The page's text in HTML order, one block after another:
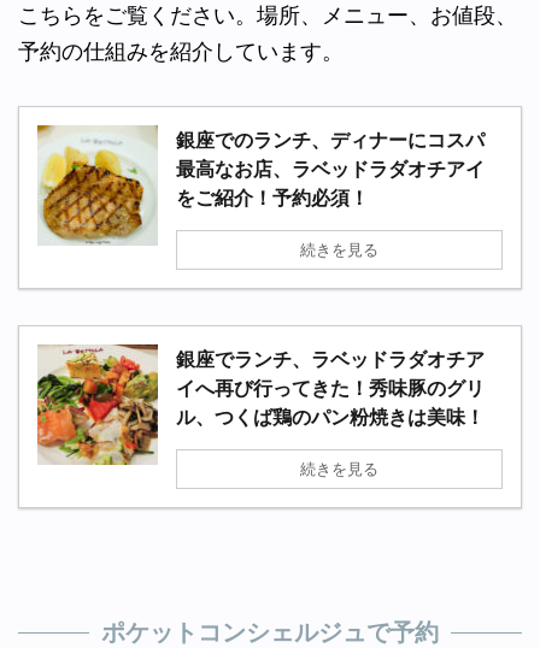
こちらをご覧ください。場所、メニュー、お値段、
予約の仕組みを紹介しています。
銀座でのランチ、ディナーにコスパ
最高なお店、ラベッドラダオチアイ
をご紹介！予約必須！
続きを見る
銀座でランチ、ラベッドラダオチア
イへ再び行ってきた！秀味豚のグリ
ル、つくば鶏のパン粉焼きは美味！
続きを見る
ポケットコンシェルジュで予約